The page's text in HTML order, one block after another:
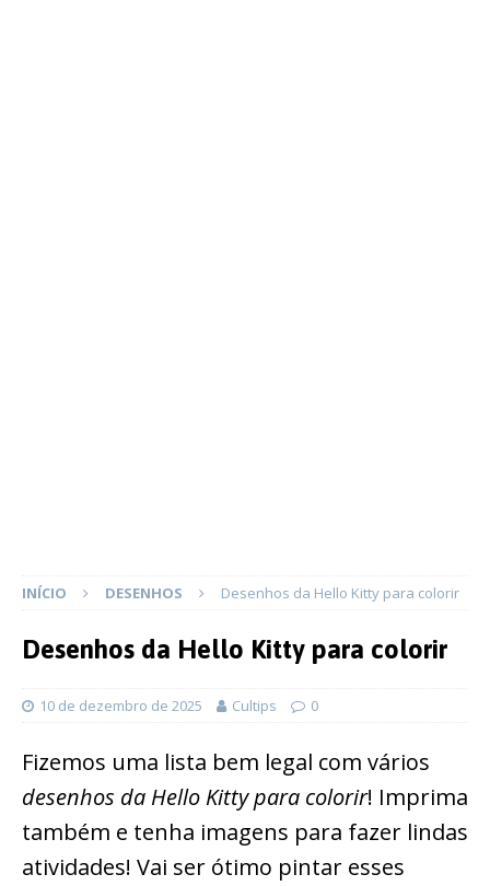
INÍCIO DESENHOS Desenhos da Hello Kitty para colorir
Desenhos da Hello Kitty para colorir
10 de dezembro de 2025 Cultips 0
Fizemos uma lista bem legal com vários
desenhos da Hello Kitty para colorir! Imprima
também e tenha imagens para fazer lindas
atividades! Vai ser ótimo pintar esses